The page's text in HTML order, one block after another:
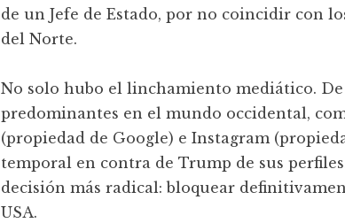
de un Jefe de Estado, por no coincidir con
del Norte.
No solo hubo el linchamiento mediático.
predominantes en el mundo occidental,
(propiedad de Google) e Instagram
temporal en contra de Trump de sus
decisión más radical: bloquear
USA.